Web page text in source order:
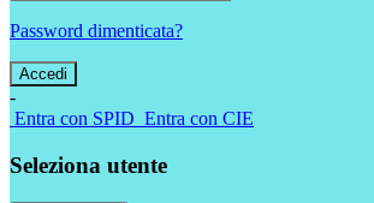
Password dimenticata?
-
Entra con SPID Entra con CIE
Seleziona utente